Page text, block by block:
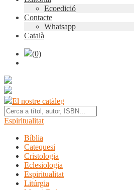
Ecoedició
Contacte
Whatsapp
Català
(0)
El nostre catàleg
Espiritualitat
Bíblia
Catequesi
Cristologia
Eclesiologia
Espiritualitat
Litúrgia